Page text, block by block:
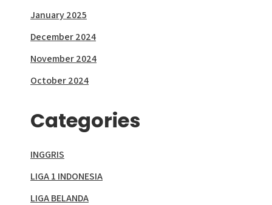
January 2025
December 2024
November 2024
October 2024
Categories
INGGRIS
LIGA 1 INDONESIA
LIGA BELANDA